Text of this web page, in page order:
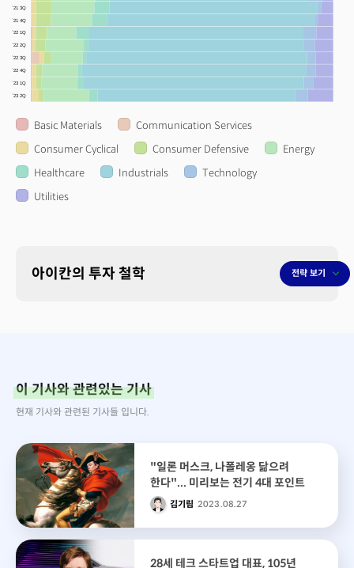
`21 3Q
`21 4Q
`22 1Q
`22 2Q
`22 3Q
`22 4Q
`23 1Q
`23 2Q
Basic Materials
Communication Services
Consumer Cyclical
Consumer Defensive
Energy
Healthcare
Industrials
Technology
Utilities
아이칸의 투자 철학 전략 보기
이 기사와 관련있는 기사
현재 기사와 관련된 기사들 입니다.
"일론 머스크, 나폴레옹 닮으려
한다"... 미리보는 전기 4대 포인트
김기림 2023.08.27
28세 테크 스타트업 대표, 105년